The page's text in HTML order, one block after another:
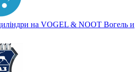
на VOGEL & NOOT Вогель и